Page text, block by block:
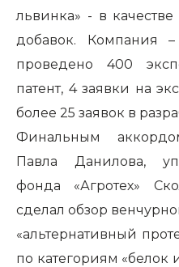
львинка» - в
добавок. Компания
проведено 400
патент, 4 заявки на
более 25 заявок в
Финальным
Павла Данилова,
фонда «Агротех»
сделал обзор
«альтернативный
по категориям «белок